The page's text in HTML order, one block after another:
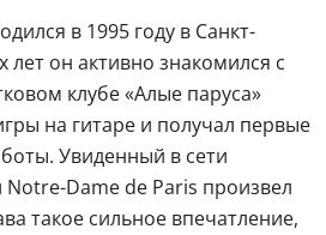
в 1995 году в Санкт-
лет он активно знакомился с
клубе «Алые паруса»
на гитаре и получал первые
Увиденный в сети
Dame de Paris произвел
такое сильное впечатление,